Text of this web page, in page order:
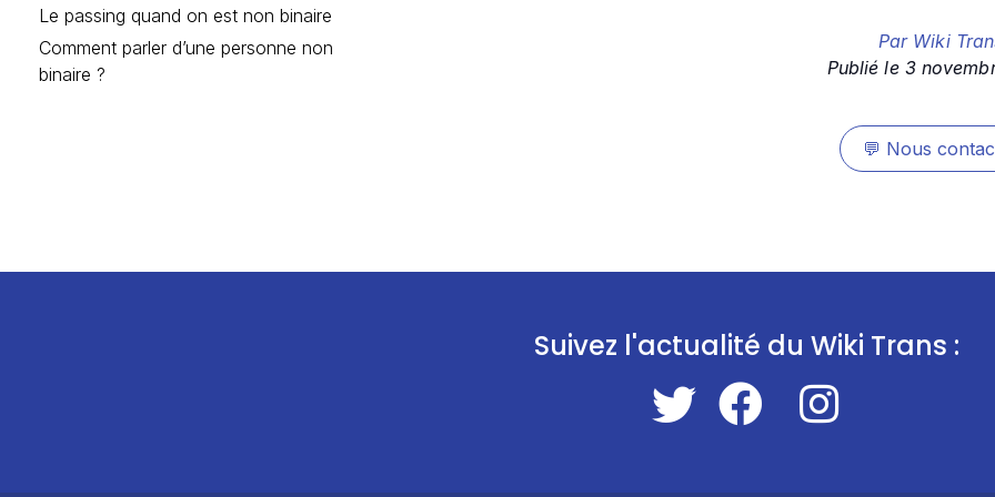
Le passing quand on est non binaire
Comment parler d’une personne non
binaire ?
Par Wiki
Publié le3
💬 Nous
Suivez l'actualité du Wiki Trans :